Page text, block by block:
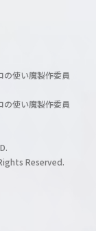
の使い魔製作委員
の使い魔製作委員
Reserved.